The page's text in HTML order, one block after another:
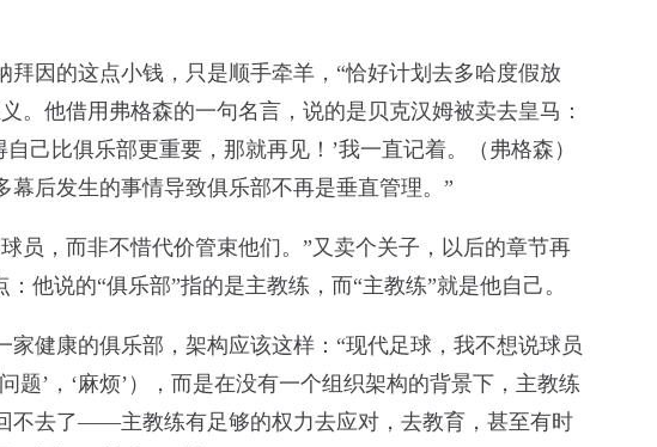
拜因的这点小钱，只是顺手牵羊，“恰好计划去多哈度假放
。他借用弗格森的一句名言，说的是贝克汉姆被卖去皇马：
己比俱乐部更重要，那就再见！’我一直记着。（弗格森）
幕后发生的事情导致俱乐部不再是垂直管理。”
员，而非不惜代价管束他们。”又卖个关子，以后的章节再
他说的“俱乐部”指的是主教练，而“主教练”就是他自己。
健康的俱乐部，架构应该这样：“现代足球，我不想说球员
题’，‘麻烦’），而是在没有一个组织架构的背景下，主教练
不去了——主教练有足够的权力去应对，去教育，甚至有时